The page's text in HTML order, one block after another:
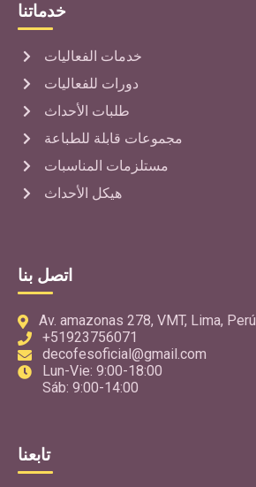
خدماتنا
خدمات الفعاليات
دورات للفعاليات
طلبات الأحداث
مجموعات قابلة للطباعة
مستلزمات المناسبات
هيكل الأحداث
اتصل بنا
Av. amazonas 278, VMT, Lima, Perú
+51923756071
decofesoficial@gmail.com
Lun-Vie: 9:00-18:00
Sáb: 9:00-14:00
تابعنا